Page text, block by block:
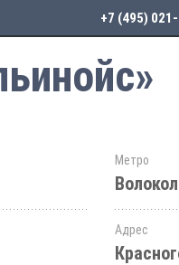
+7 (495)
Метро
Адрес